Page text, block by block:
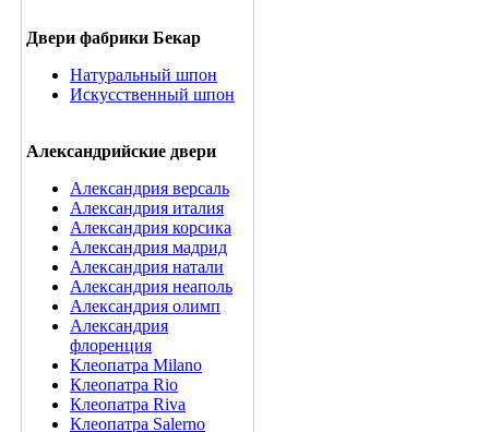
Двери фабрики Бекар
Натуральный шпон
Искусственный шпон
Александрийские двери
Александрия версаль
Александрия италия
Александрия корсика
Александрия мадрид
Александрия натали
Александрия неаполь
Александрия олимп
Александрия
флоренция
Клеопатра Milano
Клеопатра Rio
Клеопатра Riva
Клеопатра Salerno